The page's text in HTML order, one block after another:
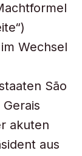
Wechsel
São
akuten
aus